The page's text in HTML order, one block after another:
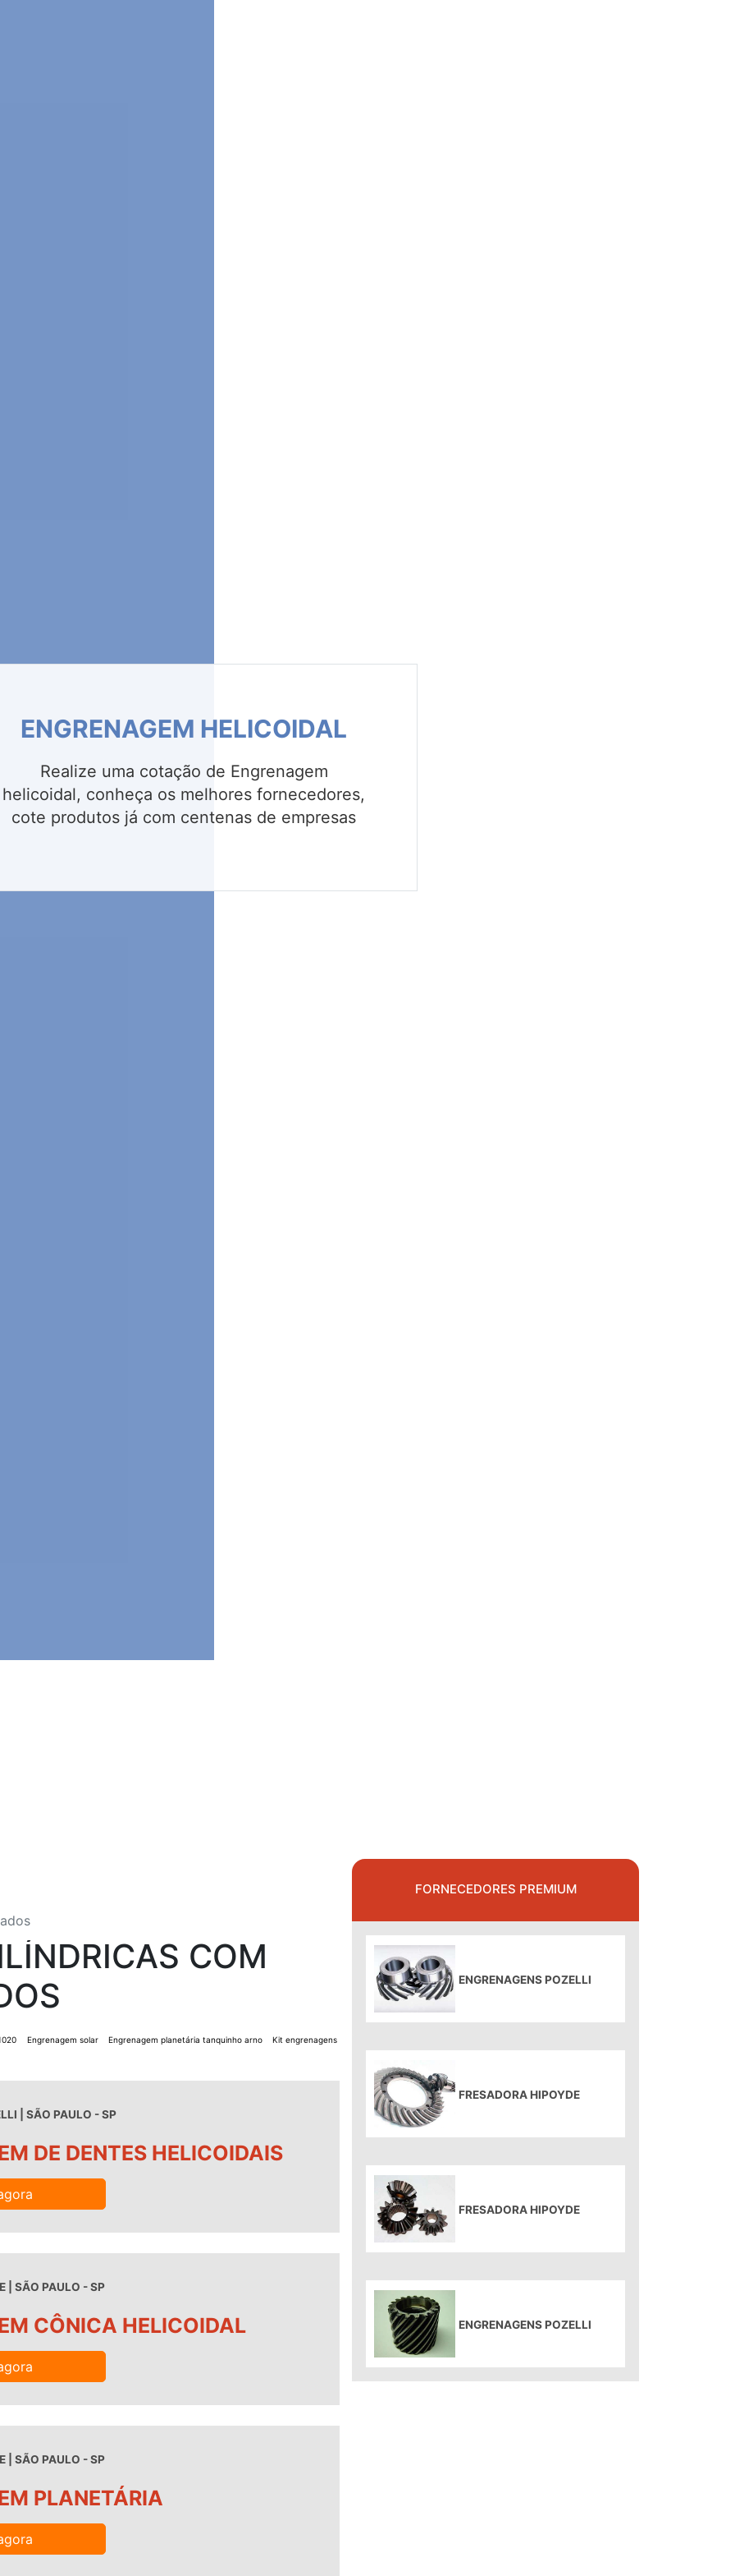
ENGRENAGEM
Realize uma cotação de Engrenagem, conheça
os melhores fornecedores, cote produtos já
com centenas de empresas
COM
Engrenagem solar Engrenagem planetária tanquinho arno Kit engrenagens
| SÃO PAULO - SP
DE DENTES HELICOIDAIS
| SÃO PAULO - SP
CÔNICA HELICOIDAL
| SÃO PAULO - SP
PLANETÁRIA
FORNECEDORES PREMIUM
ENGRENAGENS POZELLI
FRESADORA HIPOYDE
FRESADORA HIPOYDE
ENGRENAGENS POZELLI